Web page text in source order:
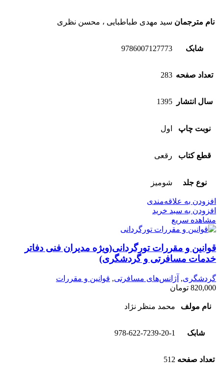
نام مترجمان سید مهدی طباطبایی ، محسن نظری
شابک 9786007127773
تعداد صفحه 283
سال انتشار 1395
نوبت چاپ اول
قطع کتاب رقعی
نوع جلد شومیز
افزودن به علاقه‌مندی
افزودن به سبد خرید
مشاهده سریع
قوانین و مقررات تورگردانی(ویژه مدیران فنی دفاتر
خدمات مسافرتی و گردشگری)
گردشگری, آژانس‌های مسافرتی, قوانین و مقررات
820,000 تومان
نام مولف محمد منظر نژاد
شابک 978-622-7239-20-1
تعداد صفحه 512